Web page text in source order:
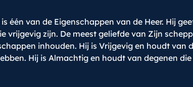
één van de Eigenschappen van de Heer. Hij
vrijgevig zijn. De meest geliefde van Zijn
inhouden. Hij is Vrijgevig en houdt
Hij is Almachtig en houdt van degenen